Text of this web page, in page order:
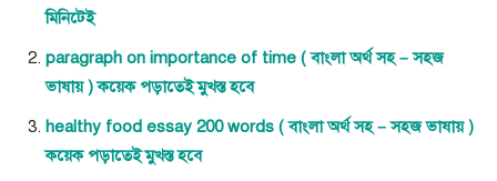
মিনিটেই
paragraph on importance of time ( বাংলা অর্থ সহ – সহজ
ভাষায় ) কয়েক পড়াতেই মুখস্ত হবে
healthy food essay 200 words ( বাংলা অর্থ সহ – সহজ ভাষায় )
কয়েক পড়াতেই মুখস্ত হবে